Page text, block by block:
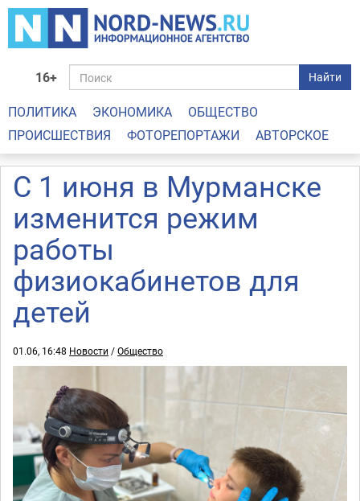
16+ Найти
ПОЛИТИКА ЭКОНОМИКА
ОБЩЕСТВО
ПРОИСШЕСТВИЯ
ФОТОРЕПОРТАЖИ АВТОРСКОЕ
С 1 июня в Мурманске
изменится режим
работы
физиокабинетов для
детей
01.06, 16:48 Новости /Общество